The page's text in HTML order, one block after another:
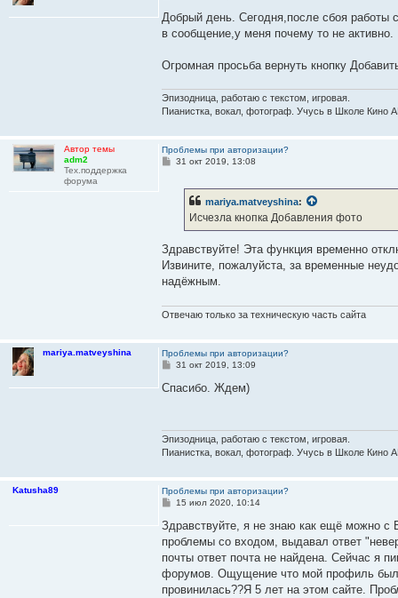
о
щ
и
Добрый день. Сегодня,после сбоя работы
в сообщение,у меня почему то не активно.
Огромная просьба вернуть кнопку
Эпизодница, работаю с текстом, игровая.
Пианистка, вокал, фотограф. Учусь в Школе Кино
Автор темы
adm2
Тех.поддержка
форума
Проблемы при авторизации?
С
е
31 окт 2019, 13:08
mariya.matveyshina:
Исчезла кнопка Добавления фото
Здравствуйте! Эта функция временно
Извините, пожалуйста, за временные
надёжным.
Отвечаю только за техническую часть сайта
mariya.matveyshina
Проблемы при авторизации?
С
о
и
е
31 окт 2019, 13:09
Спасибо. Ждем)
Эпизодница, работаю с текстом, игровая.
Пианистка, вокал, фотограф. Учусь в Школе Кино
Katusha89
Проблемы при авторизации?
С
о
б
щ
е
и
е
15 июл 2020, 10:14
Здравствуйте, я не знаю как ещё можно с
проблемы со входом, выдавал ответ
почты ответ почта не найдена. Сейчас я
форумов. Ощущение что мой профиль
провинилась??Я 5 лет на этом сайте.